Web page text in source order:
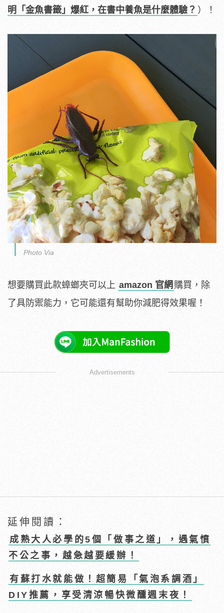
明「金魚書籤」爆紅，在書中養魚是什麼體驗？ ）！
Photo Via
想要購買此款蟑螂夾可以上 amazon 官網 購買，除
了具防禦能力，它可能還有幫助你減肥得效果喔！
Advertisements
延伸閱讀：
成熟大人必學的5個「做事之道」，遇氣憤
不公之事，越急越要緩辦！
有蘇打水就能做！超簡易「氣泡系調酒」
DIY推薦，享受清涼暢快微醺週末夜！